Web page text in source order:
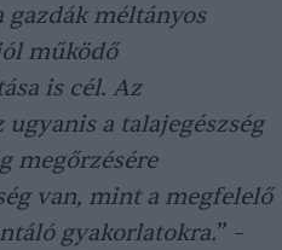
gazdák méltányos
működő
is cél. Az
a talajegészség
megőrzésére
van, mint a megfelelő
gyakorlatokra.” –